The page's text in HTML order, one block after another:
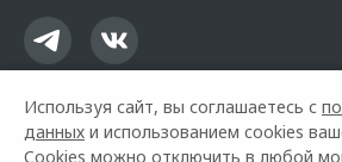
Используя сайт, вы соглашаетесь с
данных и использованием cookies
Cookies можно отключить в любой